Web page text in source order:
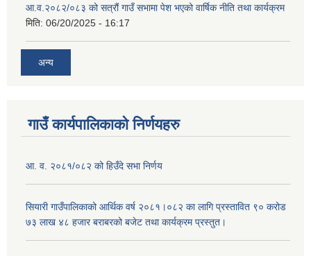
आ.व.२०८२/०८३ को सत्रौं गाउँ सभामा पेश भएको वार्षिक नीति तथा कार्यक्रम
मिति: 06/20/2025 - 16:17
अन्य
गाउँ कार्यपालिकाको निर्णयहरु
आ. व. २०८१/०८२ को हिउँदे सभा निर्णय
सियारी गाउँपालिकाको आर्थिक वर्ष २०८१।०८२ का लागि प्रस्तावित ९० करोड
७३ लाख ४८ हजार बराबरको बजेट तथा कार्यक्रम प्रस्तुत।